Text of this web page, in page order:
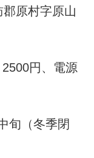
原村字原山
円、電源
旬（冬季閉